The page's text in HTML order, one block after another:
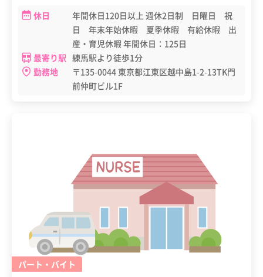
休日
年間休日120日以上 週休2日制 日曜日 祝
日 年末年始休暇 夏季休暇 有給休暇 出
産・育児休暇 年間休日：125日
最寄り駅 練馬駅より徒歩1分
勤務地
〒135-0044 東京都江東区越中島1-2-13TK門
前仲町ビル1F
パート・バイト